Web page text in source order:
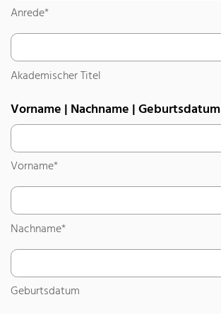
Anrede*
Akademischer Titel
Akademischer Titel
Vorname | Nachname | Geburtsdatum
Vorname
Vorname*
Nachname
Nachname*
Geburtsdatum
Geburtsdatum